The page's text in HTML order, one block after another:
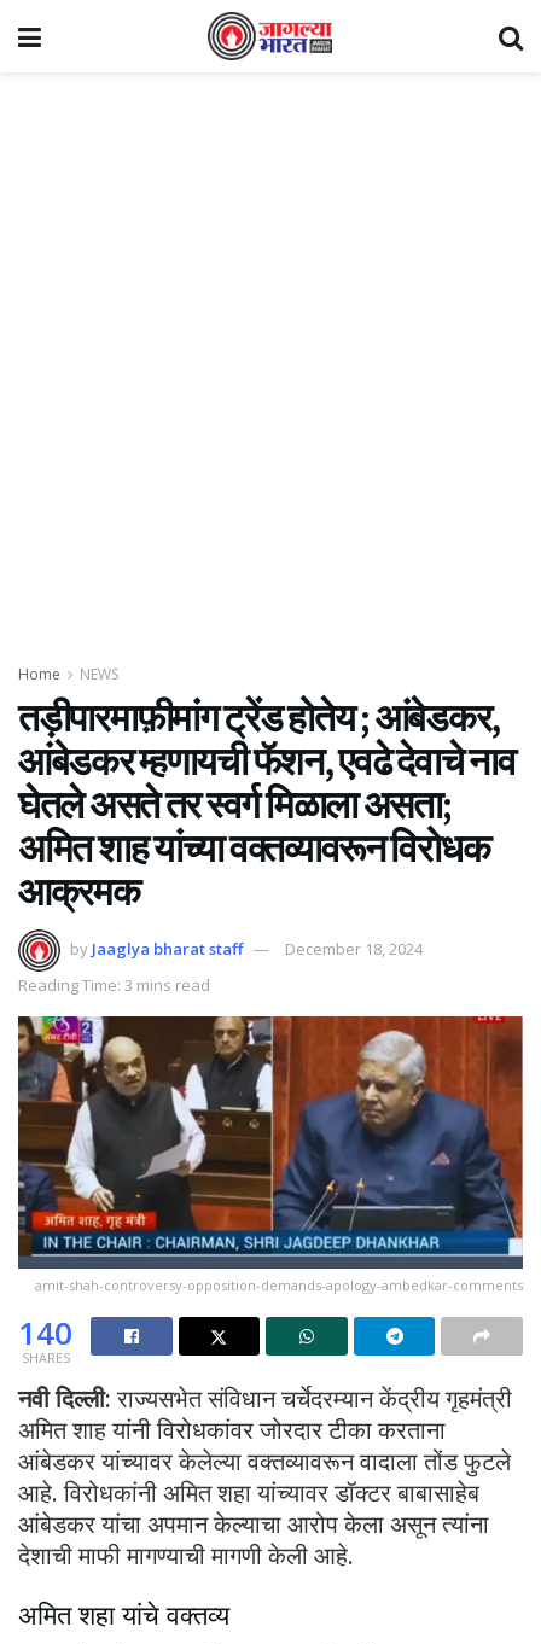
Home NEWS
तड़ीपारमाफ़ीमांग ट्रेंड होतेय ; आंबेडकर,
आंबेडकर म्हणायची फॅशन, एवढे देवाचे नाव
घेतले असते तर स्वर्ग मिळाला असता;
अमित शाह यांच्या वक्तव्यावरून विरोधक
आक्रमक
by Jaaglya bharat staff
December 18, 2024
Reading Time: 3 mins read
amit-shah-controversy-opposition-demands-apology-ambedkar-comments
140
SHARES
नवी दिल्ली:राज्यसभेत संविधान चर्चेदरम्यान केंद्रीय गृहमंत्री
अमित शाह यांनी विरोधकांवर जोरदार टीका करताना
आंबेडकर यांच्यावर केलेल्या वक्तव्यावरून वादाला तोंड फुटले
आहे. विरोधकांनी अमित शहा यांच्यावर डॉक्टर बाबासाहेब
आंबेडकर यांचा अपमान केल्याचा आरोप केला असून त्यांना
देशाची माफी मागण्याची मागणी केली आहे.
अमित शहा यांचे वक्तव्य